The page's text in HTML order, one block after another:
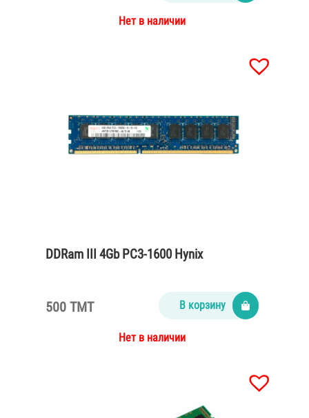
Нет в наличии
DDRam III 4Gb PC3-1600 Hynix
500 TMT В корзину
Нет в наличии